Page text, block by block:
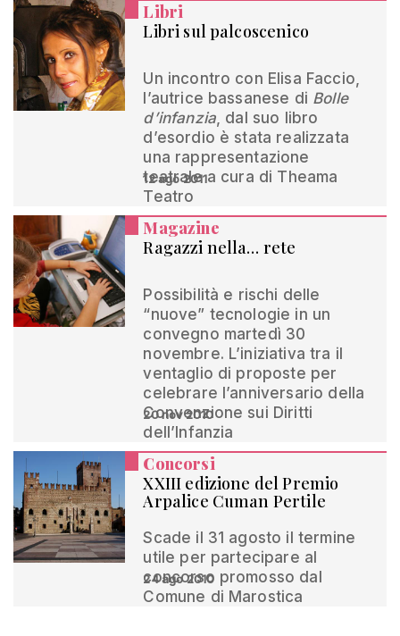
Libri
Libri sul palcoscenico
Un incontro con Elisa Faccio,
l’autrice bassanese di Bolle
d’infanzia, dal suo libro
d’esordio è stata realizzata
una rappresentazione
teatrale a cura di Theama
Teatro
12 ago 2011
Magazine
Ragazzi nella… rete
Possibilità e rischi delle
“nuove” tecnologie in un
convegno martedì 30
novembre. L’iniziativa tra il
ventaglio di proposte per
celebrare l’anniversario della
Convenzione sui Diritti
dell’Infanzia
20 nov 2010
Concorsi
XXIII edizione del Premio
Arpalice Cuman Pertile
Scade il 31 agosto il termine
utile per partecipare al
concorso promosso dal
Comune di Marostica
24 ago 2010